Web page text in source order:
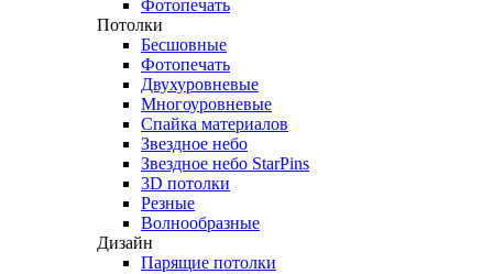
Фотопечать
Потолки
Бесшовные
Фотопечать
Двухуровневые
Многоуровневые
Спайка материалов
Звездное небо
Звездное небо StarPins
3D потолки
Резные
Волнообразные
Дизайн
Парящие потолки